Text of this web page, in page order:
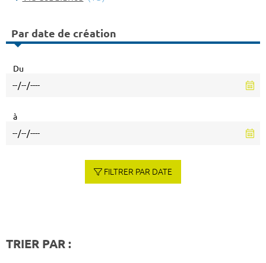
Par date de création
Du
à
FILTRER PAR DATE
TRIER PAR :